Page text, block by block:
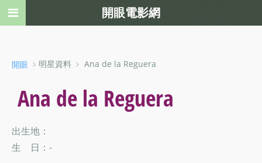
開眼 ﹥明星資料 ﹥ Ana de la Reguera
Ana de la Reguera
出生地：
生 日：-
開眼電影網